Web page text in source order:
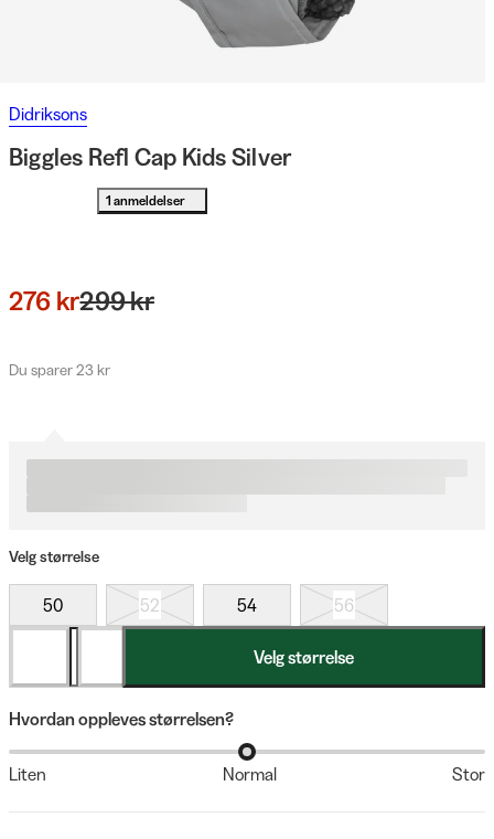
Didriksons
Biggles Refl Cap Kids Silver
1 anmeldelser
276 kr299 kr
Du sparer 23 kr
Velg størrelse
50 52 54 56
Velg størrelse
Hvordan oppleves størrelsen?
Liten Normal Stor